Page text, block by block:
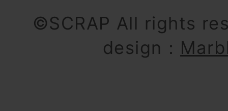
©SCRAP All rights
design：